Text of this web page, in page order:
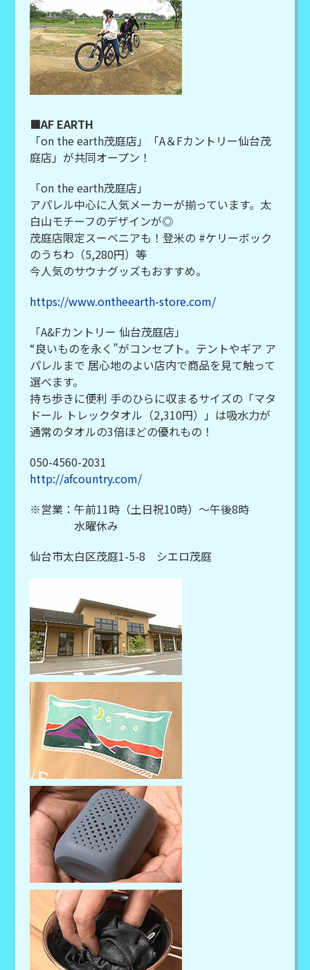
■AF EARTH
「on the earth茂庭店」「A＆Fカントリー仙台茂
庭店」が共同オープン！
「on the earth茂庭店」
アパレル中心に人気メーカーが揃っています。太
白山モチーフのデザインが◎
茂庭店限定スーベニアも！登米の #ケリーボック
のうちわ（5,280円）等
今人気のサウナグッズもおすすめ。
https://www.ontheearth-store.com/
「A&Fカントリー 仙台茂庭店」
“良いものを永く”がコンセプト。テントやギア ア
パレルまで 居心地のよい店内で商品を見て触って
選べます。
持ち歩きに便利 手のひらに収まるサイズの「マタ
ドール トレックタオル（2,310円）」は吸水力が
通常のタオルの3倍ほどの優れもの！
050-4560-2031
http://afcountry.com/
※営業：午前11時（土日祝10時）～午後8時
水曜休み
仙台市太白区茂庭1-5-8 シエロ茂庭